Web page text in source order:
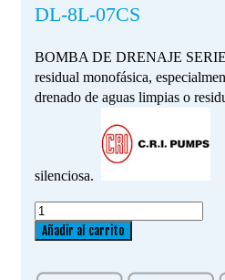
DL-8L-07CS
BOMBA DE DRENAJE
residual monofásica,
drenado de aguas limpias o
silenciosa.
Bombas
de
Residuales
Añadir al carrito